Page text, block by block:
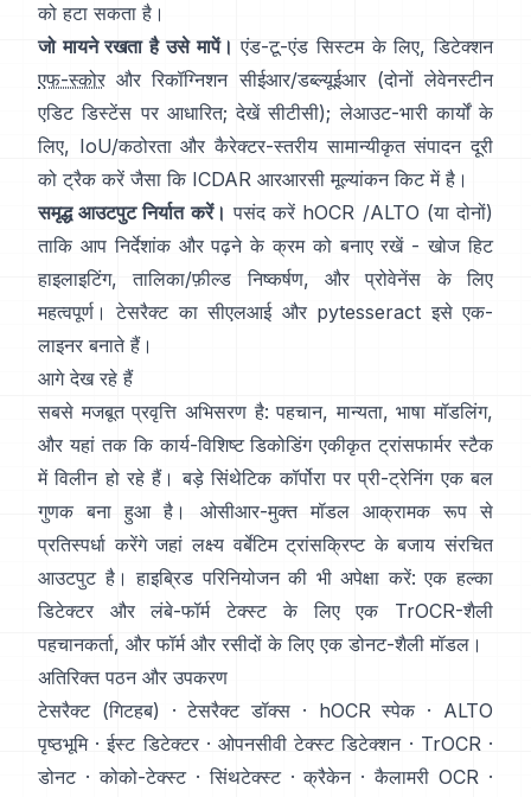
को हटा सकता है।
जो मायने रखता है उसे मापें। एंड-टू-एंड सिस्टम के लिए, डिटेक्शन
एफ-स्कोर और रिकॉग्निशन सीईआर/डब्ल्यूईआर (दोनों लेवेनस्टीन
एडिट डिस्टेंस पर आधारित; देखें सीटीसी); लेआउट-भारी कार्यों के
लिए, IoU/कठोरता और कैरेक्टर-स्तरीय सामान्यीकृत संपादन दूरी
को ट्रैक करें जैसा कि ICDAR आरआरसी मूल्यांकन किट में है।
समृद्ध आउटपुट निर्यात करें। पसंद करें hOCR /ALTO (या दोनों)
ताकि आप निर्देशांक और पढ़ने के क्रम को बनाए रखें - खोज हिट
हाइलाइटिंग, तालिका/फ़ील्ड निष्कर्षण, और प्रोवेनेंस के लिए
महत्वपूर्ण। टेसरैक्ट का सीएलआई और pytesseract इसे एक-
लाइनर बनाते हैं।
आगे देख रहे हैं
सबसे मजबूत प्रवृत्ति अभिसरण है: पहचान, मान्यता, भाषा मॉडलिंग,
और यहां तक ​​कि कार्य-विशिष्ट डिकोडिंग एकीकृत ट्रांसफार्मर स्टैक
में विलीन हो रहे हैं। बड़े सिंथेटिक कॉर्पोरा पर प्री-ट्रेनिंग एक बल
गुणक बना हुआ है। ओसीआर-मुक्त मॉडल आक्रामक रूप से
प्रतिस्पर्धा करेंगे जहां लक्ष्य वर्बेटिम ट्रांसक्रिप्ट के बजाय संरचित
आउटपुट है। हाइब्रिड परिनियोजन की भी अपेक्षा करें: एक हल्का
डिटेक्टर और लंबे-फॉर्म टेक्स्ट के लिए एक TrOCR-शैली
पहचानकर्ता, और फॉर्म और रसीदों के लिए एक डोनट-शैली मॉडल।
अतिरिक्त पठन और उपकरण
टेसरैक्ट (गिटहब) ·टेसरैक्ट डॉक्स · hOCR स्पेक · ALTO
पृष्ठभूमि·ईस्ट डिटेक्टर·ओपनसीवी टेक्स्ट डिटेक्शन· TrOCR·
डोनट·कोको-टेक्स्ट·सिंथटेक्स्ट·क्रैकेन ·कैलामरी OCR ·